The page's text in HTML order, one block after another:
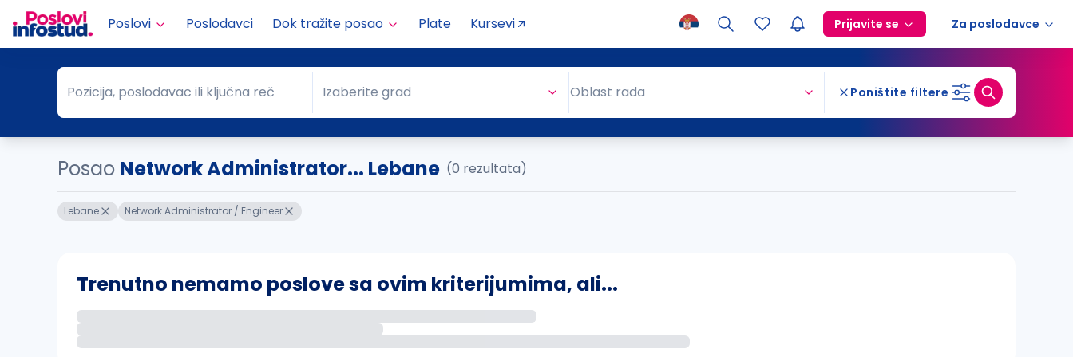
Poslovi Poslodavci Dok tražite posao Plate Kursevi Prijavite se Za poslodavce
Pozicija, poslodavac ili ključna reč
Pozicija, poslodavac ili ključna reč Grad
Izaberite grad Oblast rada Poništite filtere
Posao Network Administrator... Lebane (0 rezultata)
Lebane Network Administrator / Engineer
Trenutno nemamo poslove sa ovim kriterijumima, ali...